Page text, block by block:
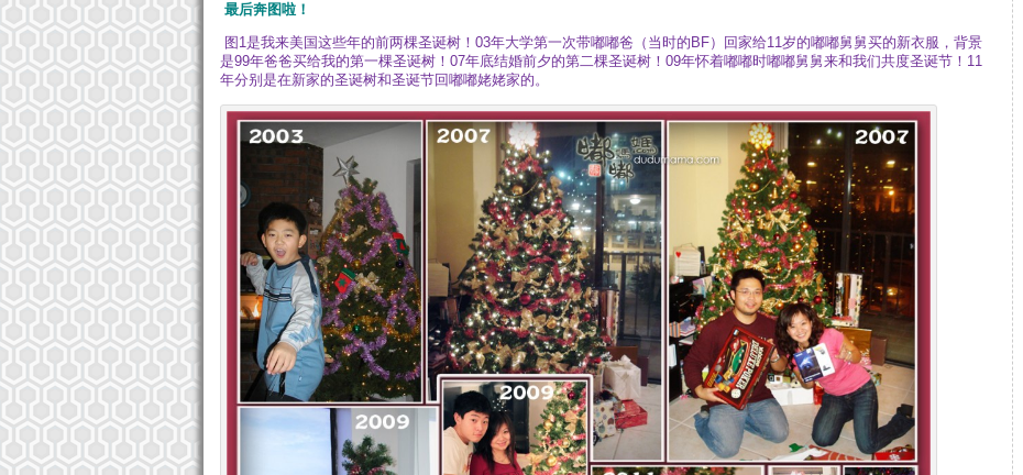
最后奔图啦！
图1是我来美国这些年的前两棵圣诞树！03年大学第一次带嘟嘟爸（当时的BF）回家给11岁的嘟嘟舅舅买的新衣服，背景
是99年爸爸买给我的第一棵圣诞树！07年底结婚前夕的第二棵圣诞树！09年怀着嘟嘟时嘟嘟舅舅来和我们共度圣诞节！11
年分别是在新家的圣诞树和圣诞节回嘟嘟姥姥家的。